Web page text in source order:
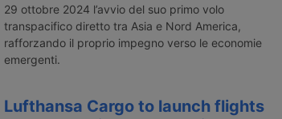
29 ottobre 2024 l’avvio del suo primo volo
transpacifico diretto tra Asia e Nord America,
rafforzando il proprio impegno verso le economie
emergenti.
Lufthansa Cargo to launch flights